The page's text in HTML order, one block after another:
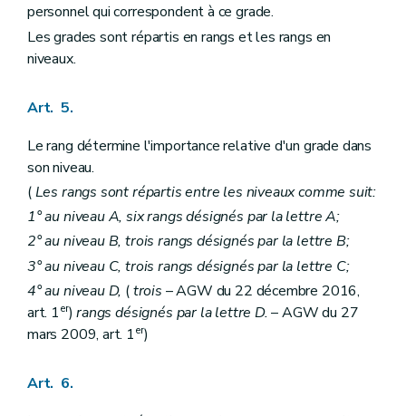
Art. 180
Art. 181
Art. 182
Titre XI
Art. 186
Art. 187
Art. 188
Art. 189
Art. 190
Art. 191
Chapitre II
De la procédure devant la chambre de recours
Art. 192
Art. 193
Art. 194
Art. 195
Art. 196
personnel qui correspondent à ce grade.
Les grades sont répartis en rangs et les rangs en
niveaux.
Art. 5.
Le rang détermine l'importance relative d'un grade dans
son niveau.
(Les rangs sont répartis entre les niveaux comme suit:
1° au niveau A, six rangs désignés par la lettre A;
2° au niveau B, trois rangs désignés par la lettre B;
3° au niveau C, trois rangs désignés par la lettre C;
4° au niveau D, (trois – AGW du 22 décembre 2016,
art. 1er)rangs désignés par la lettre D.– AGW du 27
mars 2009, art. 1er)
Art. 6.